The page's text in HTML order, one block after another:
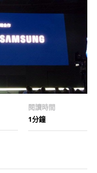
閱讀時間
1分鐘